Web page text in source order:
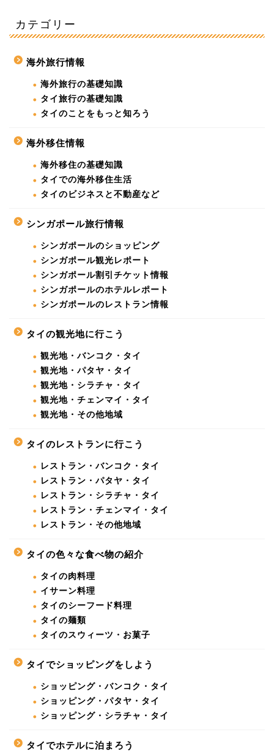
カテゴリー
海外旅行情報
海外旅行の基礎知識
タイ旅行の基礎知識
タイのことをもっと知ろう
海外移住情報
海外移住の基礎知識
タイでの海外移住生活
タイのビジネスと不動産など
シンガポール旅行情報
シンガポールのショッピング
シンガポール観光レポート
シンガポール割引チケット情報
シンガポールのホテルレポート
シンガポールのレストラン情報
タイの観光地に行こう
観光地・バンコク・タイ
観光地・パタヤ・タイ
観光地・シラチャ・タイ
観光地・チェンマイ・タイ
観光地・その他地域
タイのレストランに行こう
レストラン・バンコク・タイ
レストラン・パタヤ・タイ
レストラン・シラチャ・タイ
レストラン・チェンマイ・タイ
レストラン・その他地域
タイの色々な食べ物の紹介
タイの肉料理
イサーン料理
タイのシーフード料理
タイの麺類
タイのスウィーツ・お菓子
タイでショッピングをしよう
ショッピング・バンコク・タイ
ショッピング・パタヤ・タイ
ショッピング・シラチャ・タイ
タイでホテルに泊まろう